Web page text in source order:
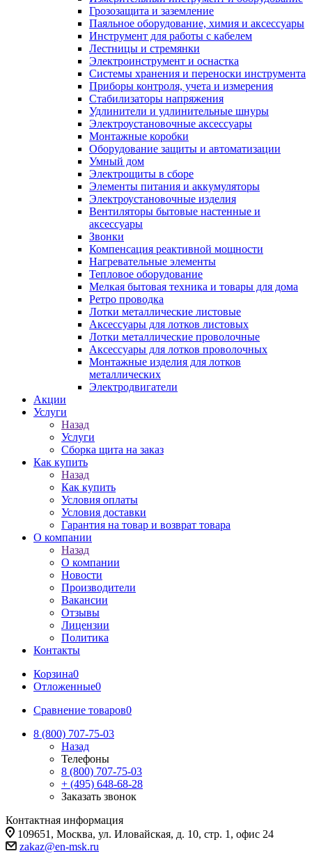
Грозозащита и заземление
Паяльное оборудование, химия и аксессуары
Инструмент для работы с кабелем
Лестницы и стремянки
Электроинструмент и оснастка
Системы хранения и переноски инструмента
Приборы контроля, учета и измерения
Стабилизаторы напряжения
Удлинители и удлинительные шнуры
Электроустановочные аксессуары
Монтажные коробки
Оборудование защиты и автоматизации
Умный дом
Электрощиты в сборе
Элементы питания и аккумуляторы
Электроустановочные изделия
Вентиляторы бытовые настенные и
аксессуары
Звонки
Компенсация реактивной мощности
Нагревательные элементы
Тепловое оборудование
Мелкая бытовая техника и товары для дома
Ретро проводка
Лотки металлические листовые
Аксессуары для лотков листовых
Лотки металлические проволочные
Аксессуары для лотков проволочных
Монтажные изделия для лотков
металлических
Электродвигатели
Акции
Услуги
Назад
Услуги
Сборка щита на заказ
Как купить
Назад
Как купить
Условия оплаты
Условия доставки
Гарантия на товар и возврат товара
О компании
Назад
О компании
Новости
Производители
Вакансии
Отзывы
Лицензии
Политика
Контакты
Корзина0
Отложенные0
Сравнение товаров0
8 (800) 707-75-03
Назад
Телефоны
8 (800) 707-75-03
+ (495) 648-68-28
Заказать звонок
Контактная информация
109651, Москва, ул. Иловайская, д. 10, стр. 1, офис 24
zakaz@en-msk.ru